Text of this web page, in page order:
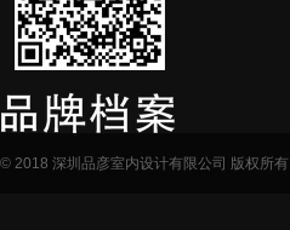
© 2018 深圳品彦室内设计有限公司 版权所有